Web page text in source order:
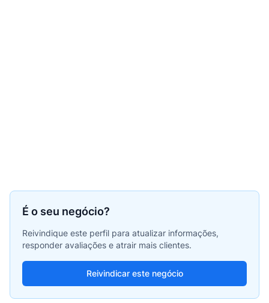
É o seu negócio?
Reivindique este perfil para atualizar informações,
responder avaliações e atrair mais clientes.
Reivindicar este negócio